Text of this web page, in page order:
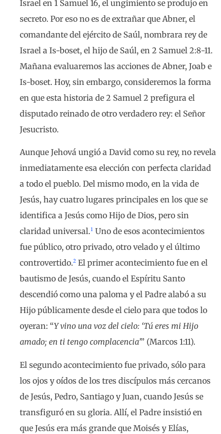
Israel en 1 Samuel 16, el ungimiento se produjo en
secreto. Por eso no es de extrañar que Abner, el
comandante del ejército de Saúl, nombrara rey de
Israel a Is-boset, el hijo de Saúl, en 2 Samuel 2:8-11.
Mañana evaluaremos las acciones de Abner, Joab e
Is-boset. Hoy, sin embargo, consideremos la forma
en que esta historia de 2 Samuel 2 prefigura el
disputado reinado de otro verdadero rey: el Señor
Jesucristo.
Aunque Jehová ungió a David como su rey, no revela
inmediatamente esa elección con perfecta claridad
a todo el pueblo. Del mismo modo, en la vida de
Jesús, hay cuatro lugares principales en los que se
identifica a Jesús como Hijo de Dios, pero sin
claridad universal.1 Uno de esos acontecimientos
fue público, otro privado, otro velado y el último
controvertido.2 El primer acontecimiento fue en el
bautismo de Jesús, cuando el Espíritu Santo
descendió como una paloma y el Padre alabó a su
Hijo públicamente desde el cielo para que todos lo
oyeran: “Y vino una voz del cielo: ‘Tú eres mi Hijo
amado; en ti tengo complacencia’” (Marcos 1:11).
El segundo acontecimiento fue privado, sólo para
los ojos y oídos de los tres discípulos más cercanos
de Jesús, Pedro, Santiago y Juan, cuando Jesús se
transfiguró en su gloria. Allí, el Padre insistió en
que Jesús era más grande que Moisés y Elías,